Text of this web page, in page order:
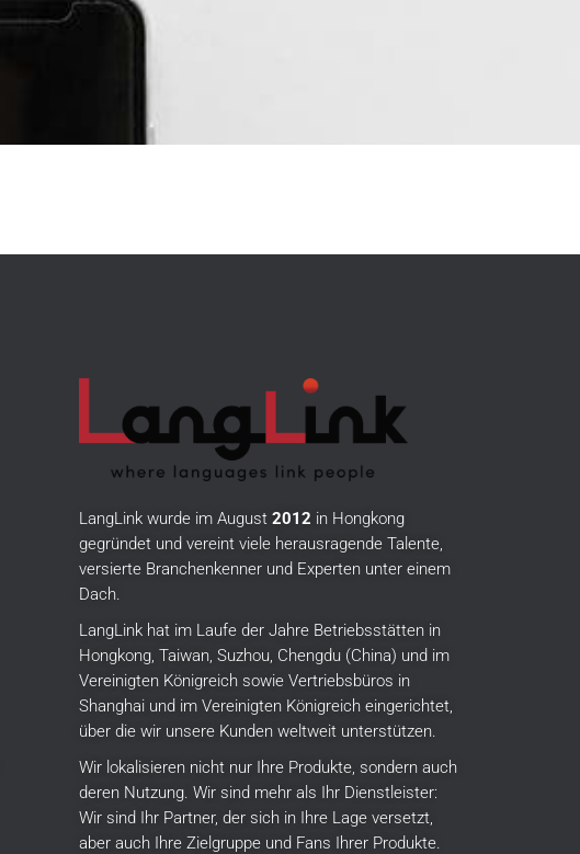
LangLink wurde im August 2012 in Hongkong
gegründet und vereint viele herausragende Talente,
versierte Branchenkenner und Experten unter einem
Dach.
LangLink hat im Laufe der Jahre Betriebsstätten in
Hongkong, Taiwan, Suzhou, Chengdu (China) und im
Vereinigten Königreich sowie Vertriebsbüros in
Shanghai und im Vereinigten Königreich eingerichtet,
über die wir unsere Kunden weltweit unterstützen.
Wir lokalisieren nicht nur Ihre Produkte, sondern auch
deren Nutzung. Wir sind mehr als Ihr Dienstleister:
Wir sind Ihr Partner, der sich in Ihre Lage versetzt,
aber auch Ihre Zielgruppe und Fans Ihrer Produkte.